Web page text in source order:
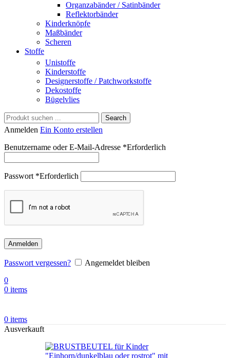
Organzabänder / Satinbänder
Reflektorbänder
Kinderknöpfe
Maßbänder
Scheren
Stoffe
Unistoffe
Kinderstoffe
Designerstoffe / Patchworkstoffe
Dekostoffe
Bügelvlies
Search
Anmelden Ein Konto erstellen
Benutzername oder E-Mail-Adresse *Erforderlich
Passwort *Erforderlich
Anmelden
Passwort vergessen?
Angemeldet bleiben
0
0 items
0 items
Ausverkauft